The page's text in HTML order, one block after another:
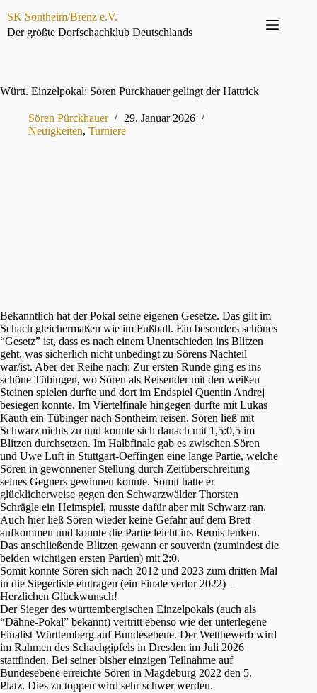
Inhalt
springen
SK Sontheim/Brenz e.V.
Der größte Dorfschachklub Deutschlands
Württ. Einzelpokal: Sören Pürckhauer gelingt der Hattrick
Sören Pürckhauer
29. Januar 2026
Neuigkeiten, Turniere
Bekanntlich hat der Pokal seine eigenen Gesetze. Das gilt im
Schach gleichermaßen wie im Fußball. Ein besonders schönes
“Gesetz” ist, dass es nach einem Unentschieden ins Blitzen
geht, was sicherlich nicht unbedingt zu Sörens Nachteil
war/ist. Aber der Reihe nach: Zur ersten Runde ging es ins
schöne Tübingen, wo Sören als Reisender mit den weißen
Steinen spielen durfte und dort im Endspiel Quentin Andrej
besiegen konnte. Im Viertelfinale hingegen durfte mit Lukas
Kauth ein Tübinger nach Sontheim reisen. Sören ließ mit
Schwarz nichts zu und konnte sich danach mit 1,5:0,5 im
Blitzen durchsetzen. Im Halbfinale gab es zwischen Sören
und Uwe Luft in Stuttgart-Oeffingen eine lange Partie, welche
Sören in gewonnener Stellung durch Zeitüberschreitung
seines Gegners gewinnen konnte. Somit hatte er
glücklicherweise gegen den Schwarzwälder Thorsten
Schrägle ein Heimspiel, musste dafür aber mit Schwarz ran.
Auch hier ließ Sören wieder keine Gefahr auf dem Brett
aufkommen und konnte die Partie leicht ins Remis lenken.
Das anschließende Blitzen gewann er souverän (zumindest die
beiden wichtigen ersten Partien) mit 2:0.
Somit konnte Sören sich nach 2012 und 2023 zum dritten Mal
in die Siegerliste eintragen (ein Finale verlor 2022) –
Herzlichen Glückwunsch!
Der Sieger des württembergischen Einzelpokals (auch als
“Dähne-Pokal” bekannt) vertritt ebenso wie der unterlegene
Finalist Württemberg auf Bundesebene. Der Wettbewerb wird
im Rahmen des Schachgipfels in Dresden im Juli 2026
stattfinden. Bei seiner bisher einzigen Teilnahme auf
Bundesebene erreichte Sören in Magdeburg 2022 den 5.
Platz. Dies zu toppen wird sehr schwer werden.